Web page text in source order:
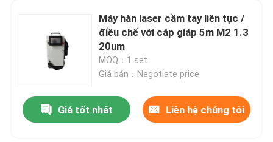
Máy hàn laser cầm tay liên tục /
điều chế với cáp giáp 5m M2 1.3
20um
MOQ：1 set
Giá bán：Negotiate price
Giá tốt nhất Liên hệ chúng tôi